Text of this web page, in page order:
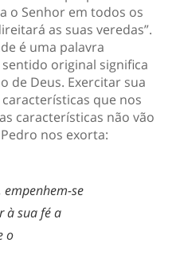
o Senhor em todos os
as suas veredas”.
é uma palavra
original significa
de Deus. Exercitar sua
que nos
características não vão
nos exorta:
empenhem-se
à sua fé a
o